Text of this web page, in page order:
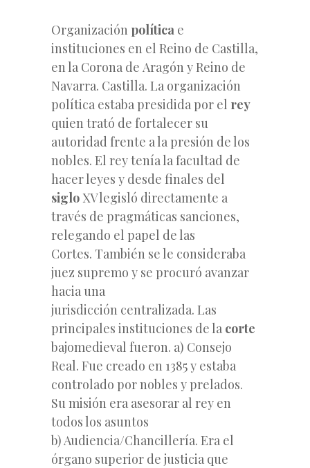
Organización política e
instituciones en el Reino de Castilla,
en la Corona de Aragón y Reino de
Navarra. Castilla. La organización
política estaba presidida por el rey
quien trató de fortalecer su
autoridad frente a la presión de los
nobles. El rey tenía la facultad de
hacer leyes y desde finales del
siglo XV legisló directamente a
través de pragmáticas sanciones,
relegando el papel de las
Cortes. También se le consideraba
juez supremo y se procuró avanzar
hacia una
jurisdicción centralizada. Las
principales instituciones de la corte
bajomedieval fueron. a) Consejo
Real. Fue creado en 1385 y estaba
controlado por nobles y prelados.
Su misión era asesorar al rey en
todos los asuntos
b) Audiencia/Chancillería. Era el
órgano superior de justicia que